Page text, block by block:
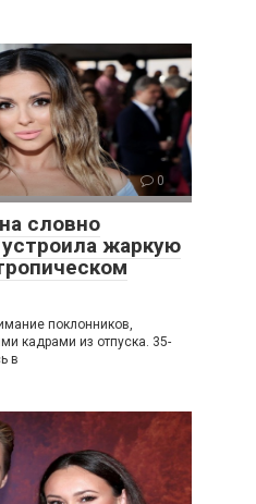
0
словно
жаркую
поклонников,
кадрами из отпуска. 35-
в